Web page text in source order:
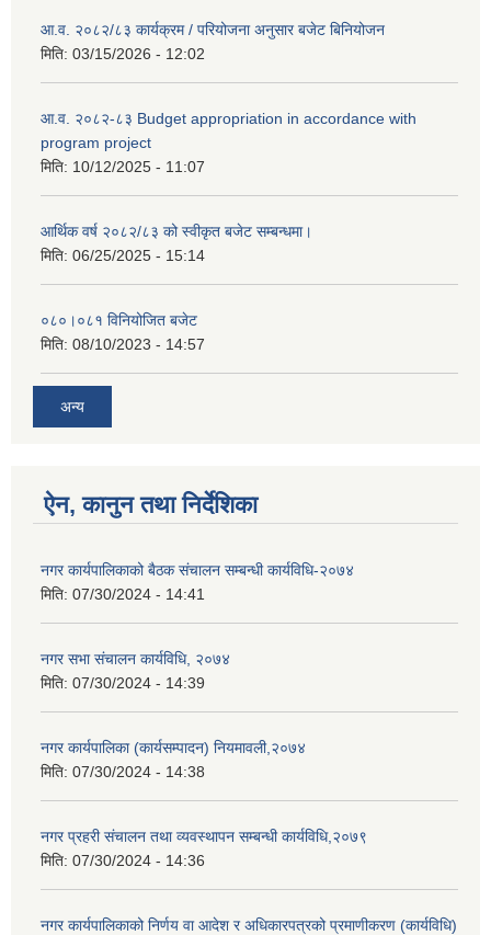
आ.व. २०८२/८३ कार्यक्रम / परियोजना अनुसार बजेट बिनियोजन
मिति: 03/15/2026 - 12:02
आ.व. २०८२-८३ Budget appropriation in accordance with
program project
मिति: 10/12/2025 - 11:07
आर्थिक वर्ष २०८२/८३ को स्वीकृत बजेट सम्बन्धमा।
मिति: 06/25/2025 - 15:14
०८०।०८१ विनियोजित बजेट
मिति: 08/10/2023 - 14:57
अन्य
ऐन, कानुन तथा निर्देशिका
नगर कार्यपालिकाको बैठक संचालन सम्बन्धी कार्यविधि-२०७४
मिति: 07/30/2024 - 14:41
नगर सभा संचालन कार्यविधि, २०७४
मिति: 07/30/2024 - 14:39
नगर कार्यपालिका (कार्यसम्पादन) नियमावली,२०७४
मिति: 07/30/2024 - 14:38
नगर प्रहरी संचालन तथा व्यवस्थापन सम्बन्धी कार्यविधि,२०७९
मिति: 07/30/2024 - 14:36
नगर कार्यपालिकाको निर्णय वा आदेश र अधिकारपत्रको प्रमाणीकरण (कार्यविधि)